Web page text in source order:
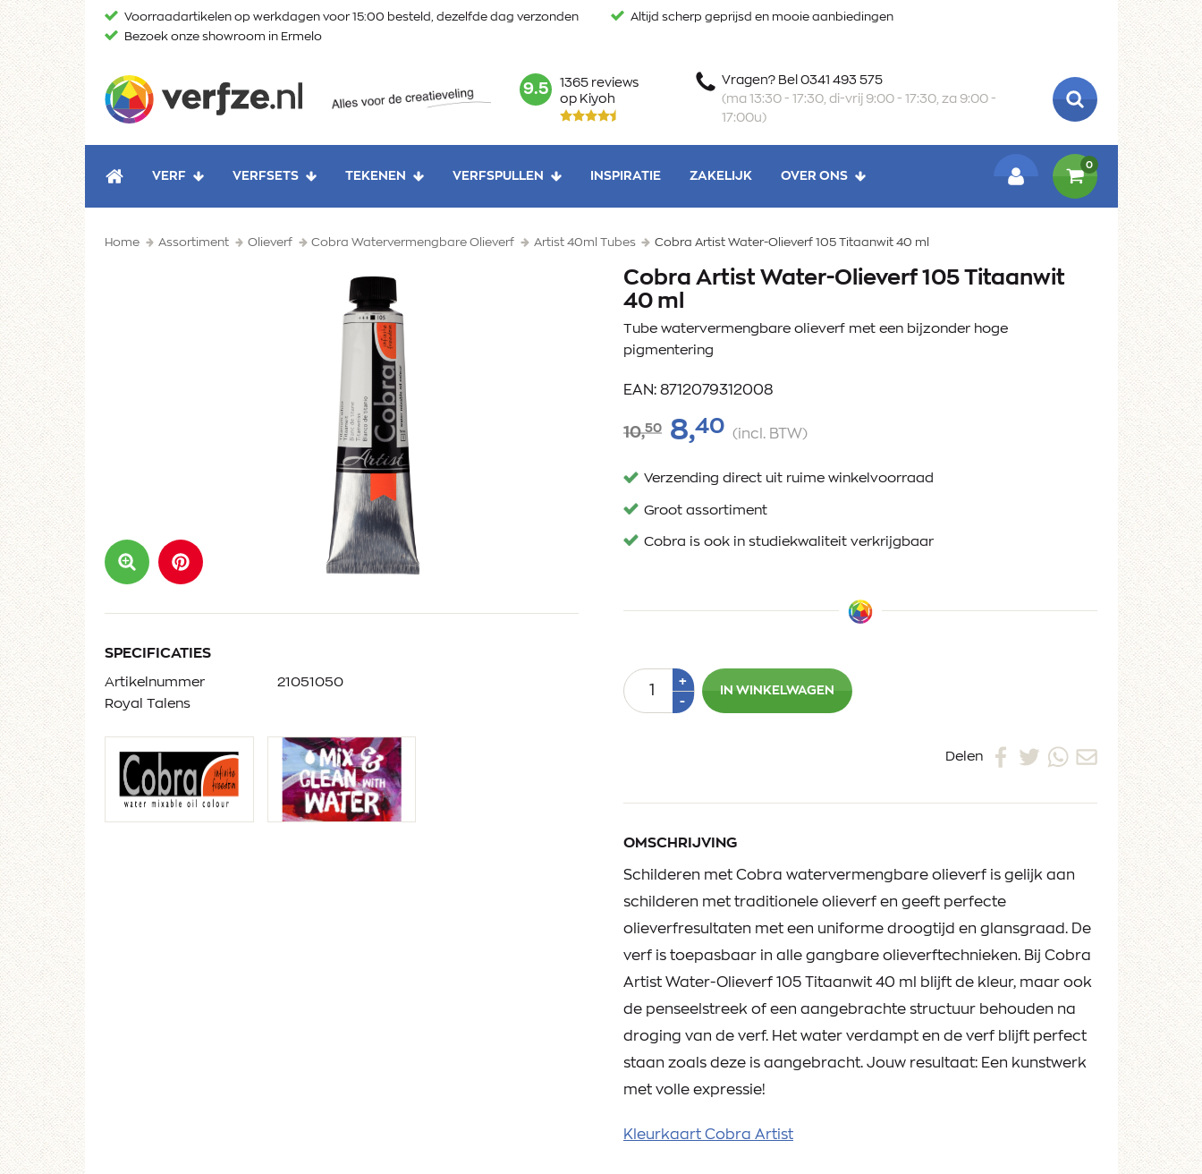
naar
Voorraadartikelen op werkdagen voor 15:00 besteld, dezelfde dag verzonden
Altijd scherp geprijsd en mooie aanbiedingen
Bezoek onze showroom in Ermelo
mark:
9.5
1365 reviews
op Kiyoh
Vragen? Bel 0341 493 575
(ma 13:30 - 17:30, di-vrij 9:00 - 17:30, za 9:00 -
17:00u)
ZOEKEN
HOME
VERF VERFSETS TEKENEN VERFSPULLEN INSPIRATIE ZAKELIJK
OVER ONS
0
Home Assortiment Olieverf Cobra Watervermengbare Olieverf Artist 40ml Tubes Cobra Artist Water-Olieverf 105 Titaanwit 40 ml
SPECIFICATIES
Artikelnummer
Royal Talens
21051050
Cobra Artist Water-Olieverf 105 Titaanwit
40 ml
Tube watervermengbare olieverf met een bijzonder hoge
pigmentering
EAN: 8712079312008
10,50 8,40 (incl. BTW)
Verzending direct uit ruime winkelvoorraad
Groot assortiment
Cobra is ook in studiekwaliteit verkrijgbaar
Aantal +Plus
1
-Min
IN WINKELWAGEN
Delen
OMSCHRIJVING
Schilderen met Cobra watervermengbare olieverf is gelijk aan
schilderen met traditionele olieverf en geeft perfecte
olieverfresultaten met een uniforme droogtijd en glansgraad. De
verf is toepasbaar in alle gangbare olieverftechnieken. Bij Cobra
Artist Water-Olieverf 105 Titaanwit 40 ml blijft de kleur, maar ook
de penseelstreek of een aangebrachte structuur behouden na
droging van de verf. Het water verdampt en de verf blijft perfect
staan zoals deze is aangebracht. Jouw resultaat: Een kunstwerk
met volle expressie!
Kleurkaart Cobra Artist